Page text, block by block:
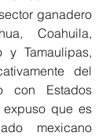
ganadero
Coahuila,
y Tamaulipas,
del
con Estados
que es
mexicano